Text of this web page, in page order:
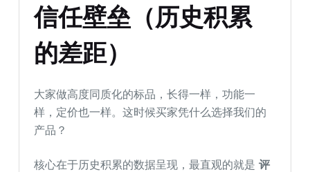
信任壁垒（历史积累
的差距）
大家做高度同质化的标品，长得一样，功能一
样，定价也一样。这时候买家凭什么选择我们的
产品？
核心在于历史积累的数据呈现，最直观的就是评